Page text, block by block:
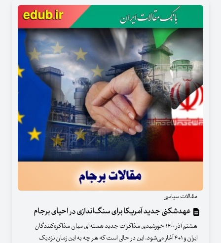
مقالات سیاسی
عهدشکنی جدید آمریکا برای سنگ‌اندازی در احیای برجام
هشتم آذر ۱۴۰۰ خورشیدی مذاکرات جدید هسته‌ای میان مذاکره‌کنندگان
ایران و ۱+۴ آغاز می‌شود. این در حالی است که هر چه به این زمان نزدیک